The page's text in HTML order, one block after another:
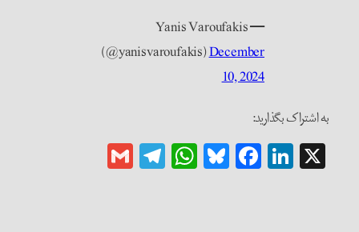
— Yanis Varoufakis
(@yanisvaroufakis)December
10, 2024
به اشتراک بگذارید:
X
LinkedIn
Facebook
Bluesky
WhatsApp
Telegram